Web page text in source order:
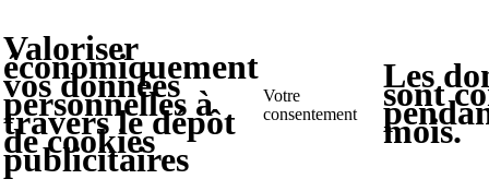
Valoriser
économiquement
vos données
personnelles à
travers le dépôt
de cookies
publicitaires
Votre
consentement
Les
sont
mois.